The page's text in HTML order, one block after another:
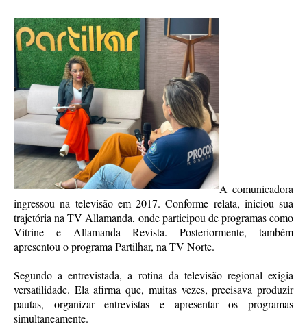
A comunicadora
ingressou na televisão em 2017. Conforme relata, iniciou sua
trajetória na TV Allamanda, onde participou de programas como
Vitrine e Allamanda Revista. Posteriormente, também
apresentou o programa Partilhar, na TV Norte.
Segundo a entrevistada, a rotina da televisão regional exigia
versatilidade. Ela afirma que, muitas vezes, precisava produzir
pautas, organizar entrevistas e apresentar os programas
simultaneamente.